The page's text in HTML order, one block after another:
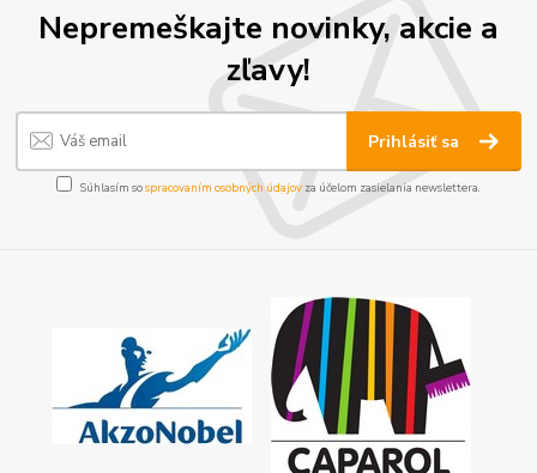
Nepremeškajte novinky, akcie a
zľavy!
Prihlásiť sa
Súhlasím sospracovaním osobných údajov za účelom zasielania newslettera.